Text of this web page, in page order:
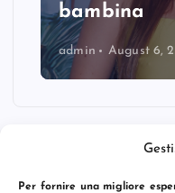
Per fornire una migliore
bambina
admin August 6,